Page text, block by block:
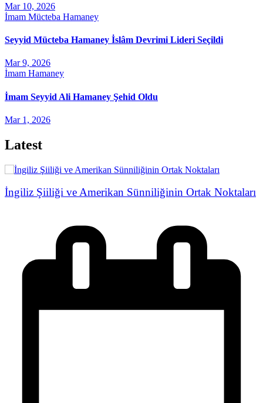
Mar 10, 2026
İmam Mücteba Hamaney
Seyyid Mücteba Hamaney İslâm Devrimi Lideri Seçildi
Mar 9, 2026
İmam Hamaney
İmam Seyyid Ali Hamaney Şehid Oldu
Mar 1, 2026
Latest
İngiliz Şiiliği ve Amerikan Sünniliğinin Ortak Noktaları